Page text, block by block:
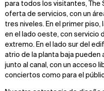
para todos los visitantes, The
oferta de servicios, con un
tres niveles. En el primer
en el lado oeste, con servicio
extremo. En el lado sur del
atrio de la planta baja pueden
junto al canal, con un acceso
conciertos como para el